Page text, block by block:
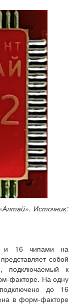
Источник:
и 16 чипами на
собой
подключаемый к
факторе. На одну
до 16
в форм-факторе